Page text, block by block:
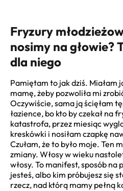
Fryzury
nosimy na głowie?
dla niego
Pamiętam to jak dziś. Miałam
mamę, żeby pozwoliła mi
Oczywiście, sama ją ścięłam
łazience, bo kto by czekał na
katastrofa, przez miesiąc
kreskówki i nosiłam czapkę
Czułam, że to było moje. Ten
zmiany. Włosy w wieku
włosy. To manifest, sposób na
jesteś, albo kim próbujesz się
rzecz, nad którą mamy pełną